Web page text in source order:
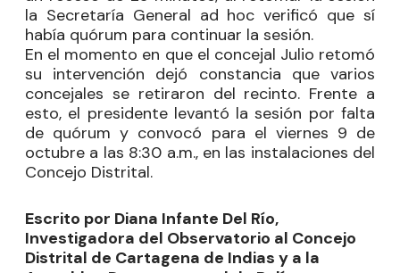
la Secretaría General ad hoc verificó que sí
había quórum para continuar la sesión.
En el momento en que el concejal Julio retomó
su intervención dejó constancia que varios
concejales se retiraron del recinto. Frente a
esto, el presidente levantó la sesión por falta
de quórum y convocó para el viernes 9 de
octubre a las 8:30 a.m., en las instalaciones del
Concejo Distrital.
Escrito por Diana Infante Del Río,
Investigadora del Observatorio al Concejo
Distrital de Cartagena de Indias y a la